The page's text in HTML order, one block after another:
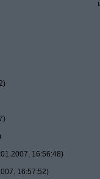
16:56:48)
16:57:52)